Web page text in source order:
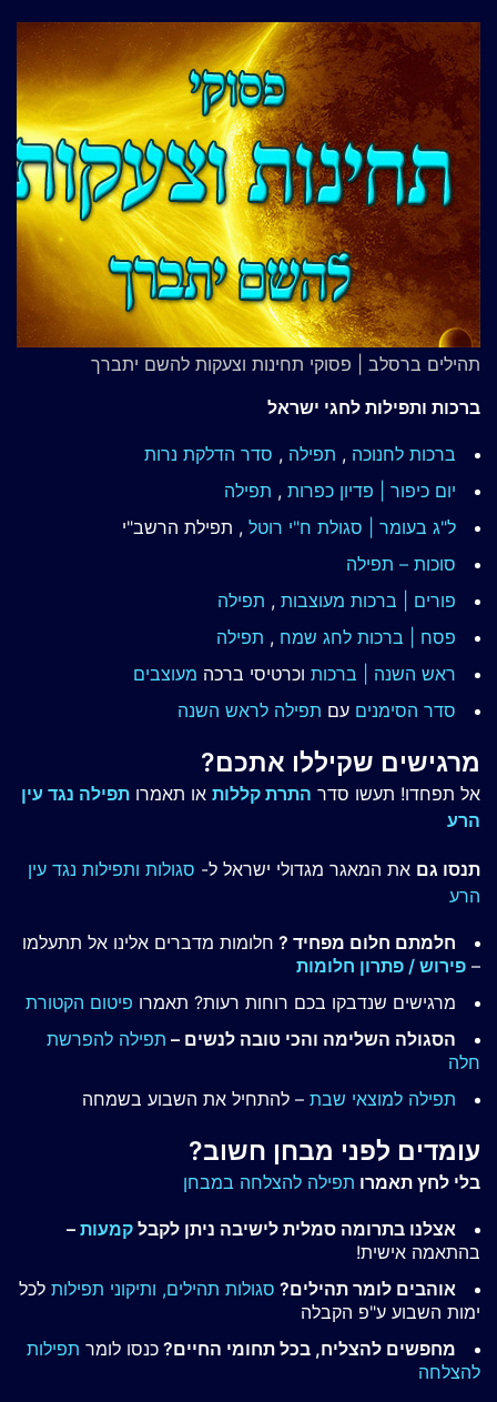
תהילים ברסלב | פסוקי תחינות וצעקות להשם יתברך
ברכות ותפילות לחגי ישראל
ברכות לחנוכה , תפילה , סדר הדלקת נרות
יום כיפור | פדיון כפרות , תפילה
ל"ג בעומר | סגולת ח"י רוטל , תפילת הרשב"י
סוכות – תפילה
פורים | ברכות מעוצבות , תפילה
פסח | ברכות לחג שמח , תפילה
ראש השנה | ברכות וכרטיסי ברכה מעוצבים
סדר הסימנים עם תפילה לראש השנה
מרגישים שקיללו אתכם?
אל תפחדו! תעשו סדר התרת קללות או תאמרו תפילה נגד עין
הרע
תנסו גם את המאגר מגדולי ישראל ל- סגולות ותפילות נגד עין
הרע
חלמתם חלום מפחיד ? חלומות מדברים אלינו אל תתעלמו
– פירוש / פתרון חלומות
מרגישים שנדבקו בכם רוחות רעות? תאמרו פיטום הקטורת
הסגולה השלימה והכי טובה לנשים – תפילה להפרשת
חלה
תפילה למוצאי שבת – להתחיל את השבוע בשמחה
עומדים לפני מבחן חשוב?
בלי לחץ תאמרו תפילה להצלחה במבחן
אצלנו בתרומה סמלית לישיבה ניתן לקבל קמעות –
בהתאמה אישית!
אוהבים לומר תהילים? סגולות תהילים, ותיקוני תפילות לכל
ימות השבוע ע"פ הקבלה
מחפשים להצליח, בכל תחומי החיים? כנסו לומר תפילות
להצלחה